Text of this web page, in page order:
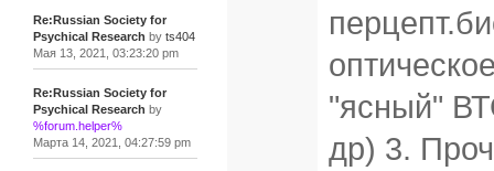
Re:Russian Society for
Psychical Research by ts404
Мая 13, 2021, 03:23:20 pm
Re:Russian Society for
Psychical Research by
%forum.helper%
Марта 14, 2021, 04:27:59 pm
"ясный"
др) 3.